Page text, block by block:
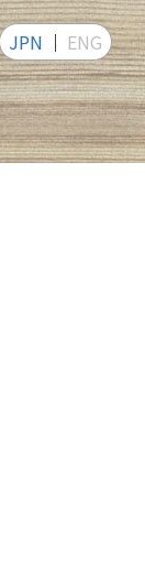
JPN ENG